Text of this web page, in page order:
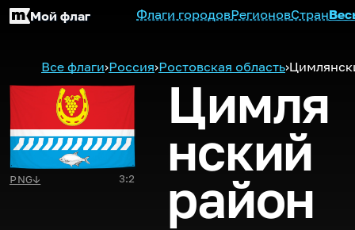
Мой флаг Флаги городовРегионовСтран
Все флаги›Россия›Ростовская область›
PNG↓ 3:2
Цимля
нский
район